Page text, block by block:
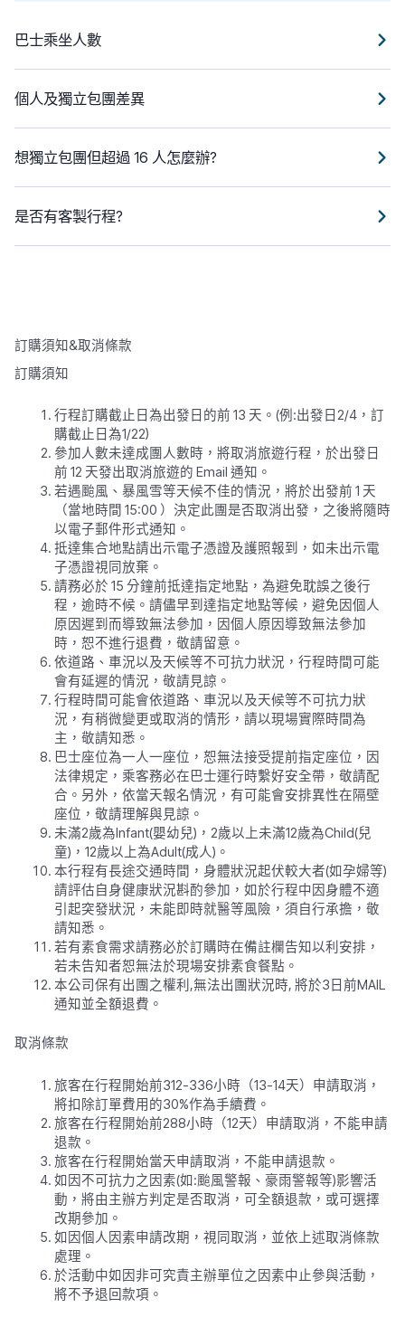
巴士乘坐人數
個人及獨立包團差異
想獨立包團但超過 16 人怎麼辦?
是否有客製行程?
訂購須知&取消條款
訂購須知
行程訂購截止日為出發日的前 13 天。(例:出發日2/4，訂
購截止日為1/22)
參加人數未達成團人數時，將取消旅遊行程，於出發日
前 12 天發出取消旅遊的 Email 通知。
若遇颱風、暴風雪等天候不佳的情況，將於出發前 1 天
（當地時間 15:00 ）決定此團是否取消出發，之後將隨時
以電子郵件形式通知。
抵達集合地點請出示電子憑證及護照報到，如未出示電
子憑證視同放棄。
請務必於 15 分鐘前抵達指定地點，為避免耽誤之後行
程，逾時不候。請儘早到達指定地點等候，避免因個人
原因遲到而導致無法參加，因個人原因導致無法參加
時，恕不進行退費，敬請留意。
依道路、車況以及天候等不可抗力狀況，行程時間可能
會有延遲的情況，敬請見諒。
行程時間可能會依道路、車況以及天候等不可抗力狀
況，有稍微變更或取消的情形，請以現場實際時間為
主，敬請知悉。
巴士座位為一人一座位，恕無法接受提前指定座位，因
法律規定，乘客務必在巴士運行時繫好安全帶，敬請配
合。另外，依當天報名情況，有可能會安排異性在隔壁
座位，敬請理解與見諒。
未滿2歲為Infant(嬰幼兒)，2歲以上未滿12歲為Child(兒
童)，12歲以上為Adult(成人)。
本行程有長途交通時間，身體狀況起伏較大者(如孕婦等)
請評估自身健康狀況斟酌參加，如於行程中因身體不適
引起突發狀況，未能即時就醫等風險，須自行承擔，敬
請知悉。
若有素食需求請務必於訂購時在備註欄告知以利安排，
若未告知者恕無法於現場安排素食餐點。
本公司保有出團之權利,無法出團狀況時, 將於3日前MAIL
通知並全額退費。
取消條款
旅客在行程開始前312-336小時（13-14天）申請取消，
將扣除訂單費用的30%作為手續費。
旅客在行程開始前288小時（12天）申請取消，不能申請
退款。
旅客在行程開始當天申請取消，不能申請退款。
如因不可抗力之因素(如:颱風警報、豪雨警報等)影響活
動，將由主辦方判定是否取消，可全額退款，或可選擇
改期參加。
如因個人因素申請改期，視同取消，並依上述取消條款
處理。
於活動中如因非可究責主辦單位之因素中止參與活動，
將不予退回款項。